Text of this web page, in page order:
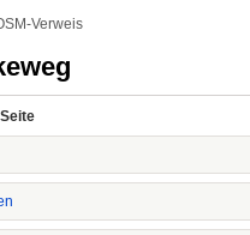
Verweis